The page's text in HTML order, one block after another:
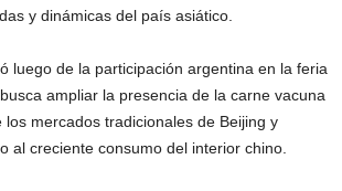
y dinámicas del país asiático.
luego de la participación argentina en la feria
ampliar la presencia de la carne vacuna
los mercados tradicionales de Beijing y
al creciente consumo del interior chino.